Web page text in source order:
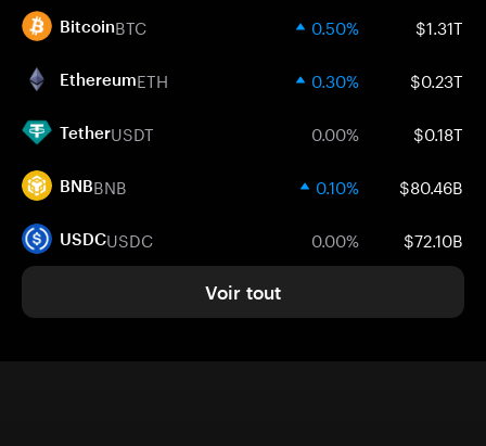
BitcoinBTC 0.50% $1.31T
EthereumETH 0.30% $0.23T
TetherUSDT 0.00% $0.18T
BNBBNB 0.10% $80.46B
USDCUSDC 0.00% $72.10B
Voir tout